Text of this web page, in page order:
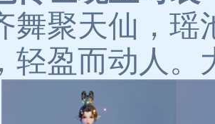
舞聚天仙，瑶
轻盈而动人